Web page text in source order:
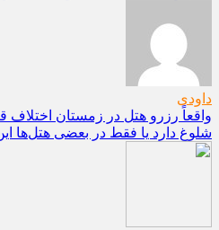
داودی
واقعاً رزرو هتل در زمستان
شلوغ دارد یا فقط در بعضی هتل‌ها